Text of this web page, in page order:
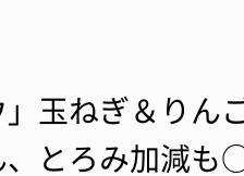
」玉ねぎ＆りん
、とろみ加減